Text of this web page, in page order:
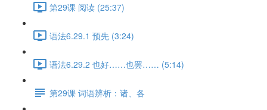
第29课 阅读 (25:37)
语法6.29.1 预先 (3:24)
语法6.29.2 也好……也罢…… (5:14)
第29课 词语辨析：诸、各